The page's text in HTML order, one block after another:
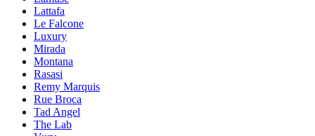
Lattafa
Le Falcone
Luxury
Mirada
Montana
Rasasi
Remy Marquis
Rue Broca
Tad Angel
The Lab